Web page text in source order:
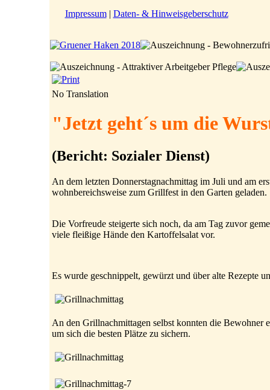
Impressum| Daten- & Hinweisgeberschutz
No Translation
"Jetzt geht´s um die
(Bericht: Sozialer Dienst)
An dem letzten Donnerstagnachmittag im Juli und am
wohnbereichsweise zum Grillfest in den Garten geladen.
Die Vorfreude steigerte sich noch, da am Tag zuvor
viele fleißige Hände den Kartoffelsalat vor.
Es wurde geschnippelt, gewürzt und über alte Rezepte
An den Grillnachmittagen selbst konnten die Bewohner
um sich die besten Plätze zu sichern.